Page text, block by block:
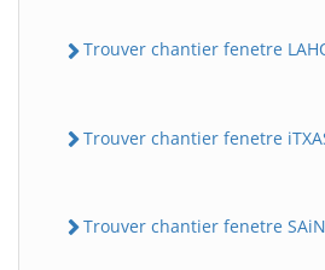
Trouver chantier fenetre
Trouver chantier fenetre
Trouver chantier fenetre